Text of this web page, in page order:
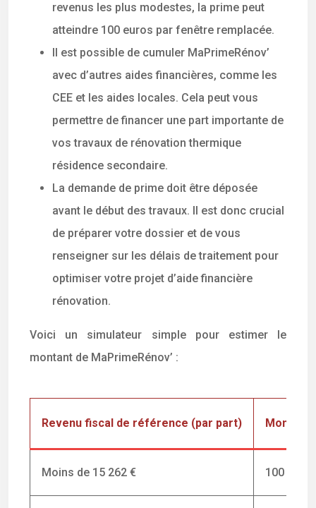
revenus les plus modestes, la prime peut
atteindre 100 euros par fenêtre remplacée.
Il est possible de cumuler MaPrimeRénov’
avec d’autres aides financières, comme les
CEE et les aides locales. Cela peut vous
permettre de financer une part importante de
vos travaux de rénovation thermique
résidence secondaire.
La demande de prime doit être déposée
avant le début des travaux. Il est donc crucial
de préparer votre dossier et de vous
renseigner sur les délais de traitement pour
optimiser votre projet d’aide financière
rénovation.
Voici un simulateur simple pour estimer le
montant de MaPrimeRénov’ :
Revenu fiscal de référence (par part) Montant
Moins de 15 262 € 100 €